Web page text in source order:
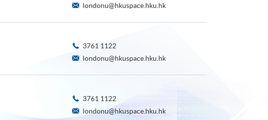
londonu@hkuspace.hku.hk
3761 1122
londonu@hkuspace.hku.hk
3761 1122
londonu@hkuspace.hku.hk